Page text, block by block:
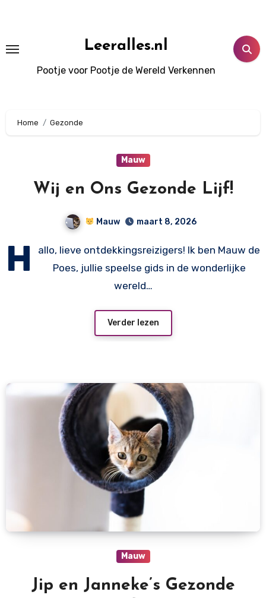
Leeralles.nl
Pootje voor Pootje de Wereld Verkennen
Home Gezonde
Mauw
Wij en Ons Gezonde Lijf!
Mauw maart 8, 2026
H
allo, lieve ontdekkingsreizigers! Ik ben Mauw de
Poes, jullie speelse gids in de wonderlijke
wereld…
Verder lezen
Mauw
Jip en Janneke’s Gezonde